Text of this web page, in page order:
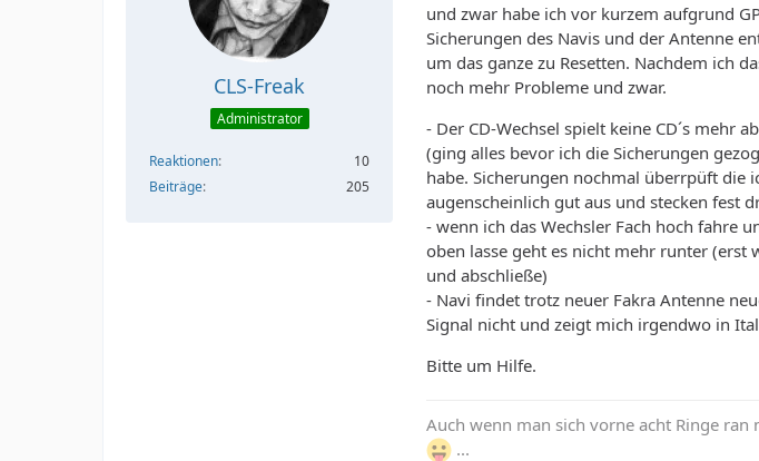
CLS-Freak
Administrator
Reaktionen
10
Beiträge
205
und zwar habe ich vor kurzem aufgrund
Sicherungen des Navis und der Antenne
um das ganze zu Resetten. Nachdem ich
noch mehr Probleme und zwar.
- Der CD-Wechsel spielt keine CD´s mehr
(ging alles bevor ich die Sicherungen
habe. Sicherungen nochmal überrpüft die
augenscheinlich gut aus und stecken fest
- wenn ich das Wechsler Fach hoch fahre
oben lasse geht es nicht mehr runter (erst
und abschließe)
- Navi findet trotz neuer Fakra Antenne
Signal nicht und zeigt mich irgendwo in
Bitte um Hilfe.
Auch wenn man sich vorne acht Ringe ran
...